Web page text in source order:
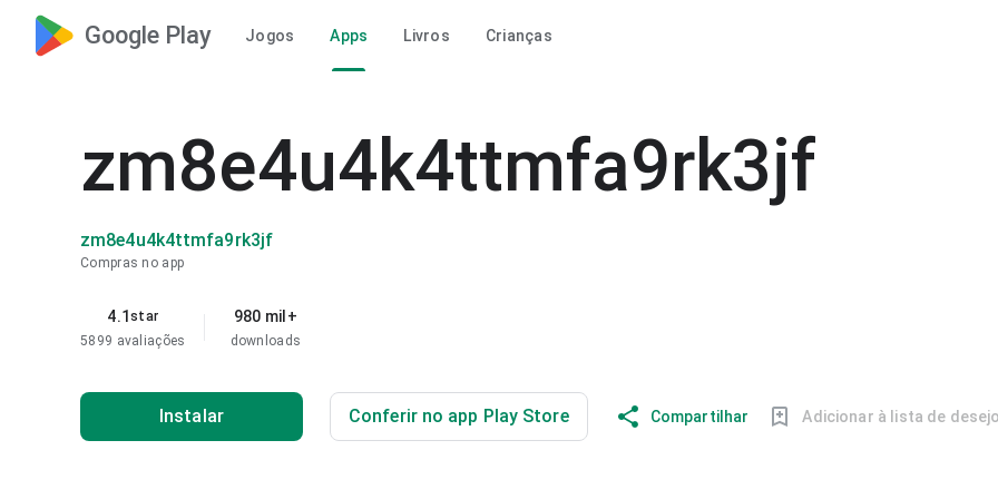
Google Play Jogos Apps Livros Crianças
zm8e4u4k4ttmfa9rk3jf
zm8e4u4k4ttmfa9rk3jf
Compras no app
4.1star
5899 avaliações
980 mil+
downloads
Instalar Conferir no app Play Store Compartilhar Adicionar à lista de